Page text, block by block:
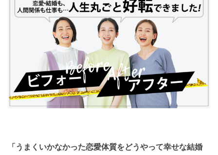
「うまくいかなかった恋愛体質をどうやって幸せな結婚